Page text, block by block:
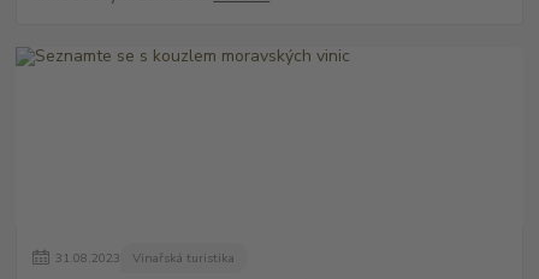
31.08.2023 Vinařská turistika